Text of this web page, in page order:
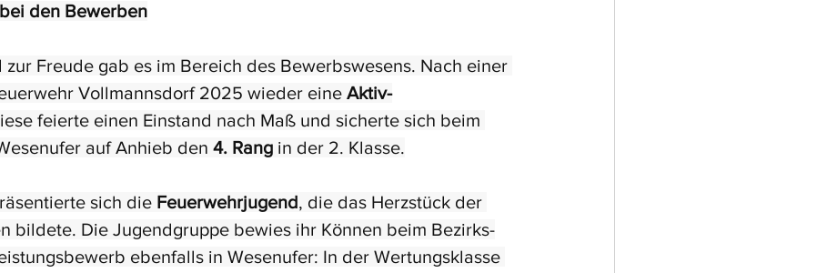
den Bewerben
zur Freude gab es im Bereich des Bewerbswesens. Nach einer
Vollmannsdorf 2025 wieder eine Aktiv-
feierte einen Einstand nach Maß und sicherte sich beim
auf Anhieb den 4. Rang in der 2. Klasse.
sich die Feuerwehrjugend, die das Herzstück der
bildete. Die Jugendgruppe bewies ihr Können beim Bezirks-
ebenfalls in Wesenufer: In der Wertungsklasse